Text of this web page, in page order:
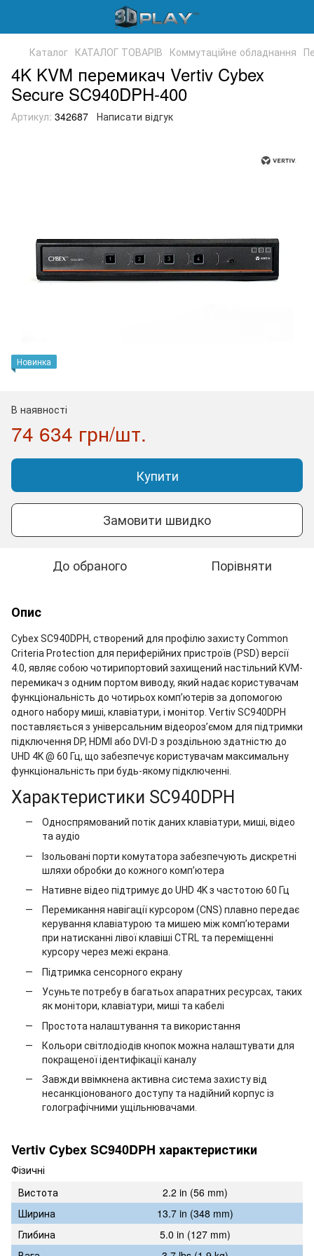
Каталог КАТАЛОГ ТОВАРІВ Коммутаційне обладнання
4K KVM перемикач Vertiv Cybex
Secure SC940DPH-400
Артикул: 342687 Написати відгук
Новинка
В наявності
74 634 грн/шт.
Купити
Замовити швидко
До обраного Порівняти
Опис
Cybex SC940DPH, створений для профілю захисту Common
Criteria Protection для периферійних пристроїв (PSD) версії
4.0, являє собою чотирипортовий захищений настільний KVM-
перемикач з одним портом виводу, який надає користувачам
функціональність до чотирьох комп’ютерів за допомогою
одного набору миші, клавіатури, і монітор. Vertiv SC940DPH
поставляється з універсальним відеороз’ємом для підтримки
підключення DP, HDMI або DVI-D з роздільною здатністю до
UHD 4K @ 60 Гц, що забезпечує користувачам максимальну
функціональність при будь-якому підключенні.
Характеристики SC940DPH
Односпрямований потік даних клавіатури, миші, відео
та аудіо
Ізольовані порти комутатора забезпечують дискретні
шляхи обробки до кожного комп’ютера
Нативне відео підтримує до UHD 4K з частотою 60 Гц
Перемикання навігації курсором (CNS) плавно передає
керування клавіатурою та мишею між комп’ютерами
при натисканні лівої клавіші CTRL та переміщенні
курсору через межі екрана.
Підтримка сенсорного екрану
Усуньте потребу в багатьох апаратних ресурсах, таких
як монітори, клавіатури, миші та кабелі
Простота налаштування та використання
Кольори світлодіодів кнопок можна налаштувати для
покращеної ідентифікації каналу
Завжди ввімкнена активна система захисту від
несанкціонованого доступу та надійний корпус із
голографічними ущільнювачами.
Vertiv Cybex SC940DPH характеристики
Фізичні
Вистота
2.2 in (56 mm)
Ширина
13.7 in (348 mm)
Глибина
5.0 in (127 mm)